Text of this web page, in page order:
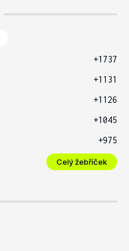
+1737
+1131
+1126
+1045
+975
Celý žebříček